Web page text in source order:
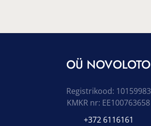
+372 6116161
OÜ NOVOLOTO
Registrikood: 10159983
KMKR nr: EE100763658